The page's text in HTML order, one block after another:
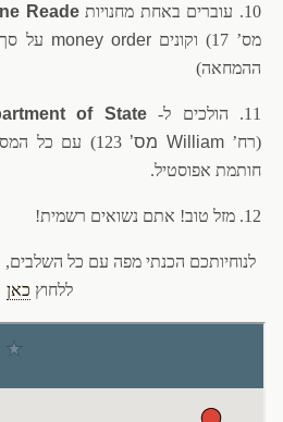
10. עוברים באחת מחנויות Reade
מס’ 17) וקונים
money order
ההמחאה)
11. הולכים ל-
of State
(רח’William מס’
123) עם כל
חותמת אפוסטיל.
12. מזל טוב! אתם נשואים רשמית!
לנוחיותכם הכנתי מפה עם כל השלבים,
ללחוץ כאן